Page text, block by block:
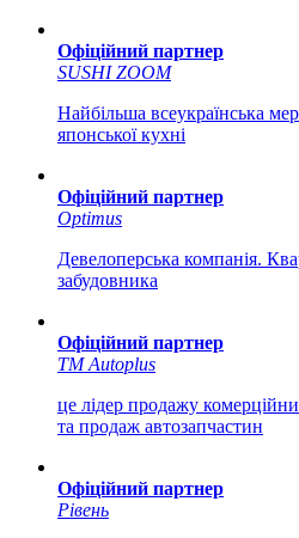
Офіційний партнер
SUSHI ZOOM
Найбільша всеукраїнська
японської кухні
Офіційний партнер
Optimus
Девелоперська компанія.
забудовника
Офіційний партнер
ТМ Autoplus
це лідер продажу
та продаж автозапчастин
Офіційний партнер
Рівень